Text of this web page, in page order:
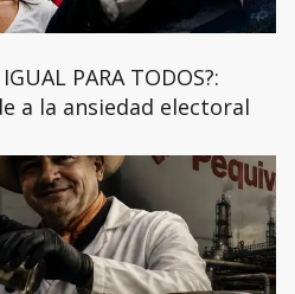
PARA TODOS?:
a la ansiedad electoral